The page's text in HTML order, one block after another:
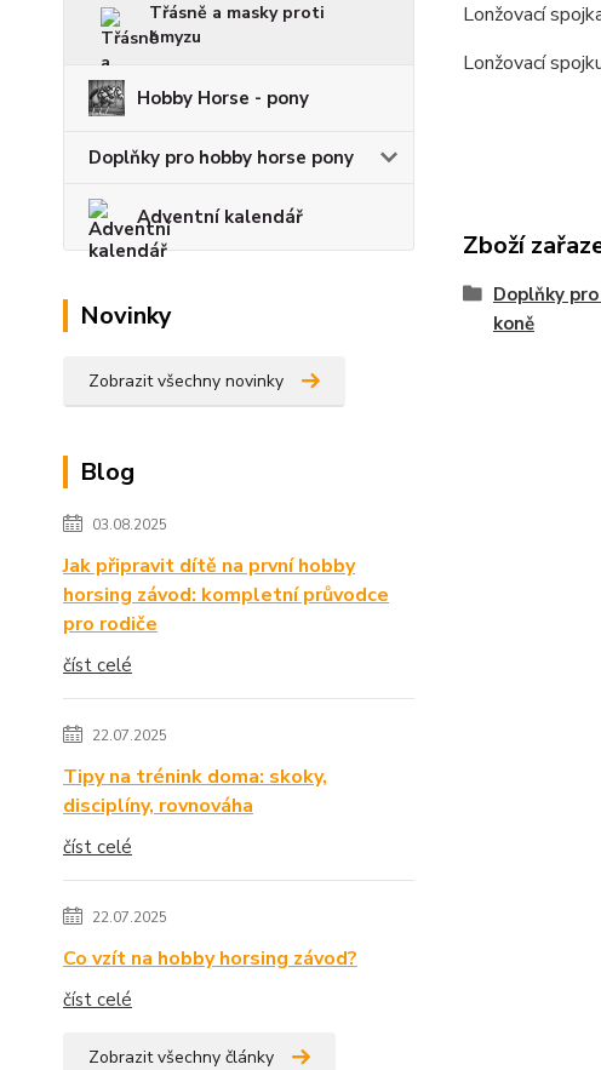
Třásně a masky proti
hmyzu
Hobby Horse - pony
Doplňky pro hobby horse pony
Adventní kalendář
Novinky
Zobrazit všechny novinky
Blog
03.08.2025
Jak připravit dítě na první hobby
horsing závod: kompletní průvodce
pro rodiče
číst celé
22.07.2025
Tipy na trénink doma: skoky,
disciplíny, rovnováha
číst celé
22.07.2025
Co vzít na hobby horsing závod?
číst celé
Zobrazit všechny články
Lonžovací
Lonžovací
Zboží
Doplňky
koně